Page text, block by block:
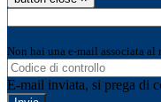
Non hai una e-mail associata
E-mail inviata, si prega di